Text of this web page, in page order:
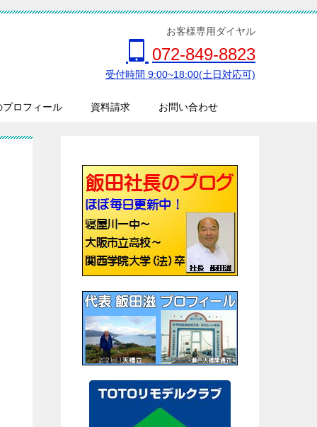
お客様専用ダイヤル
072-849-8823
受付時間 9:00~18:00(土日対応可)
プロフィール 資料請求 お問い合わせ